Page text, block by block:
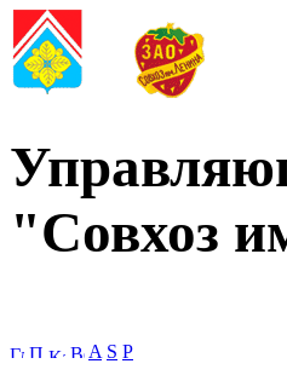
"Совхоз
A S P